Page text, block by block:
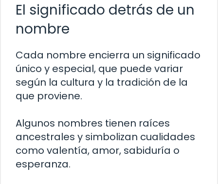
El significado detrás de un
nombre
Cada nombre encierra un significado
único y especial, que puede variar
según la cultura y la tradición de la
que proviene.
Algunos nombres tienen raíces
ancestrales y simbolizan cualidades
como valentía, amor, sabiduría o
esperanza.